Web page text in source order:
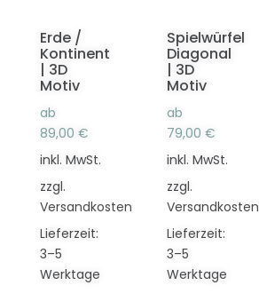
Erde /
Kontinent
| 3D
Motiv
ab
89,00 €
inkl. MwSt.
zzgl.
Versandkosten
Lieferzeit:
3–5
Werktage
Spielwürfel
Diagonal
| 3D
Motiv
ab
79,00 €
inkl. MwSt.
zzgl.
Versandkosten
Lieferzeit:
3–5
Werktage